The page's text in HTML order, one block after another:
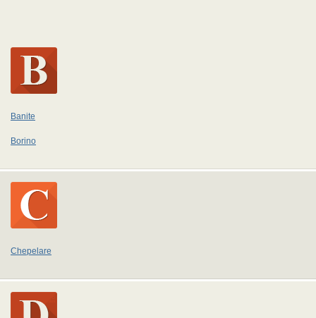
Banite
Borino
Chepelare